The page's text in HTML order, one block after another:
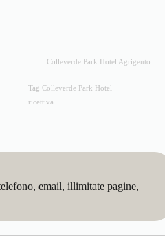
Colleverde Park Hotel Agrigento
Tag Colleverde Park Hotel
ricettiva
email, illimitate pagine,